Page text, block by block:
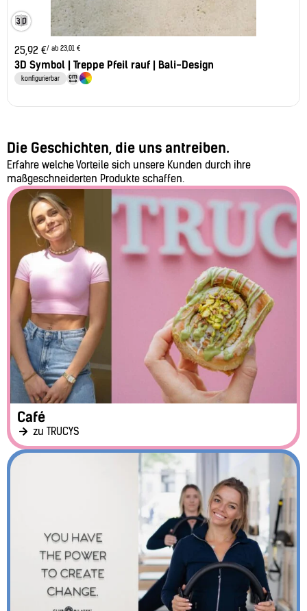
25,92 €/ ab 23,01 €
3D Symbol | Treppe Pfeil rauf | Bali-Design
konfigurierbar
Die Geschichten, die uns antreiben.
Erfahre welche Vorteile sich unsere Kunden durch ihre
maßgeschneiderten Produkte schaffen.
Café
zu TRUCYS